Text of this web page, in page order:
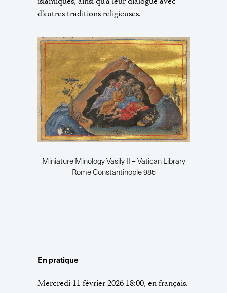
d’autres traditions religieuses.
Miniature Minology Vasily II – Vatican Library
Rome Constantinople 985
En pratique
Mercredi 11 février 2026 18:00, en français.